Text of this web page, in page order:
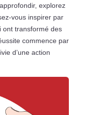
explorez
vous inspirer par
ont transformé des
commence par
d’une action